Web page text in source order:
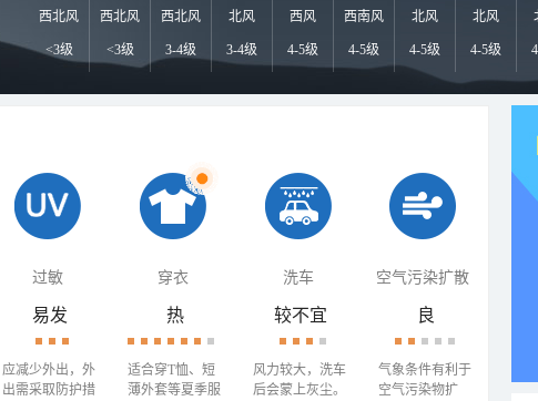
西北风
<3级
西北风
<3级
西北风
3-4级
北风
3-4级
西风
4-5级
西南风
4-5级
北风
4-5级
北风
4-5级
过敏 穿衣 洗车 空气污染扩散
易发
应减少外出，外
出需采取防护措
热
适合穿T恤、短
薄外套等夏季服
较不宜
风力较大，洗车
后会蒙上灰尘。
良
气象条件有利于
空气污染物扩